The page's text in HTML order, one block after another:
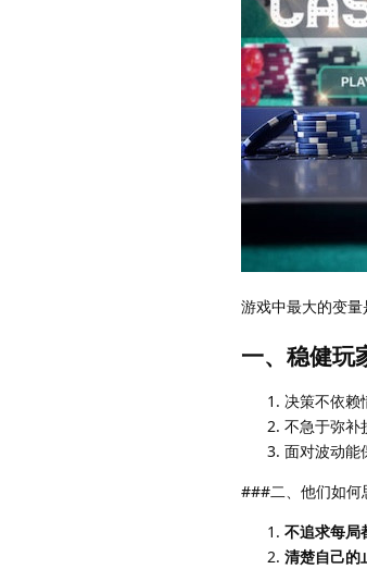
游戏中最大的变量
一、稳健玩
决策不依赖
不急于弥补
面对波动能
###二、他们如何
不追求每局
清楚自己的